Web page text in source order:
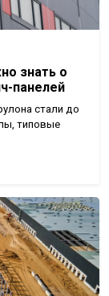
знать о
панелей
стали до
типовые